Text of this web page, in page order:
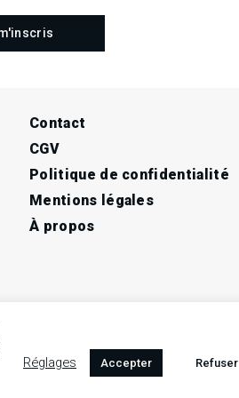
Contact
CGV
Politique de confidentialité
Mentions légales
À propos
Réglages Accepter Refuser